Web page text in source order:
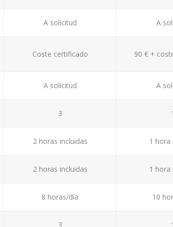
A solicitud A
Coste certificado 90 € +
A solicitud A
3 1
2 horas incluidas 1 hora
2 horas incluidas 1 hora
8 horas/día 10
3 1